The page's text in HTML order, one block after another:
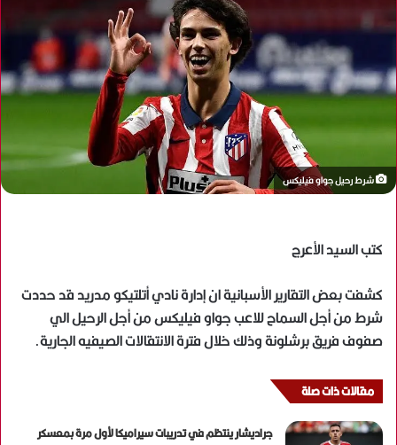
شرط رحيل جواو فيليكس
كتب السيد الأعرج
كشفت بعض التقارير الأسبانية ان إدارة نادي أتلتيكو مدريد قد حددت
شرط من أجل السماح للاعب جواو فيليكس من أجل الرحيل الي
صفوف فريق برشلونة وذلك خلال فترة الانتقالات الصيفيه الجارية.
مقالات ذات صلة
جراديشار ينتظم في تدريبات سيراميكا لأول مرة بمعسكر